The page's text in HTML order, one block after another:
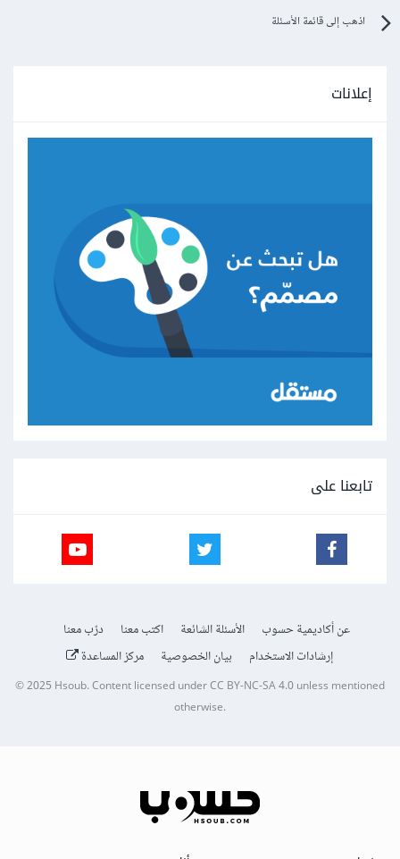
اذهب إلى قائمة الأسئلة
إعلانات
تابعنا على
عن أكاديمية حسوب الأسئلة الشائعة اكتب معنا
درّب معنا
إرشادات الاستخدام
بيان الخصوصية مركز المساعدة
© 2025Hsoub.Content licensed underCC BY-NC-SA 4.0unless mentioned
otherwise.